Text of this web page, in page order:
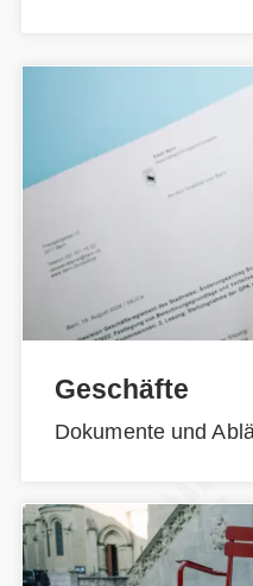
Geschäfte
Dokumente und